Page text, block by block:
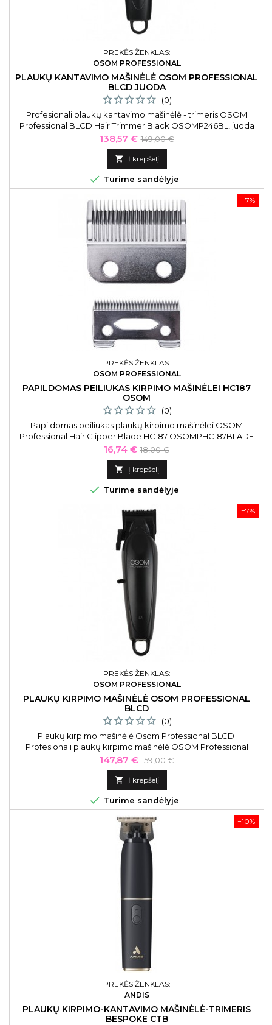
PREKĖS ŽENKLAS:
OSOM PROFESSIONAL
PLAUKŲ KANTAVIMO MAŠINĖLĖ OSOM PROFESSIONAL
BLCD JUODA
(0)
Profesionali plaukų kantavimo mašinėlė - trimeris OSOM
Professional BLCD Hair Trimmer Black OSOMP246BL, juoda
Kaina
138,57 € Bazinė
kaina
149,00 €
 Į krepšelį
 Turime sandėlyje
−7%
PREKĖS ŽENKLAS:
OSOM PROFESSIONAL
PAPILDOMAS PEILIUKAS KIRPIMO MAŠINĖLEI HC187
OSOM
(0)
Papildomas peiliukas plaukų kirpimo mašinėlei OSOM
Professional Hair Clipper Blade HC187 OSOMPHC187BLADE
Kaina
16,74 € Bazinė
kaina
18,00 €
 Į krepšelį
 Turime sandėlyje
−7%
PREKĖS ŽENKLAS:
OSOM PROFESSIONAL
PLAUKŲ KIRPIMO MAŠINĖLĖ OSOM PROFESSIONAL
BLCD
(0)
Plaukų kirpimo mašinėlė Osom Professional BLCD
Profesionali plaukų kirpimo mašinėlė OSOM Professional
BLCD Hair Clipper Black OSOMP245BL, juoda
Kaina
147,87 € Bazinė
kaina
159,00 €
 Į krepšelį
 Turime sandėlyje
−10%
PREKĖS ŽENKLAS:
ANDIS
PLAUKŲ KIRPIMO-KANTAVIMO MAŠINĖLĖ-TRIMERIS
BESPOKE CTB